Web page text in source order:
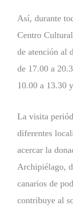
Así, durante
Centro
de atención al
de 17.00 a
10.00 a 13.30
La visita
diferentes
acercar la
Archipiélago,
canarios de
contribuye al